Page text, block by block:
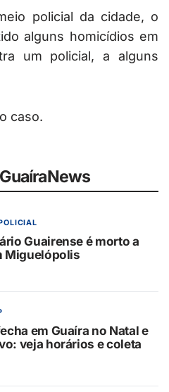
policial da cidade, o
alguns homicídios em
um policial, a alguns
caso.
Guairense é morto a
Miguelópolis
em Guaíra no Natal e
veja horários e coleta